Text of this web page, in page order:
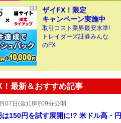
ザイFX！限定
キャンペーン実施中
取引コスト業界最安水準!
トレイダーズ証券みんな
のFX
！最新＆おすすめ記事
07日(金)18時09分公開
は150円を試す展開に!? 米ドル高・円